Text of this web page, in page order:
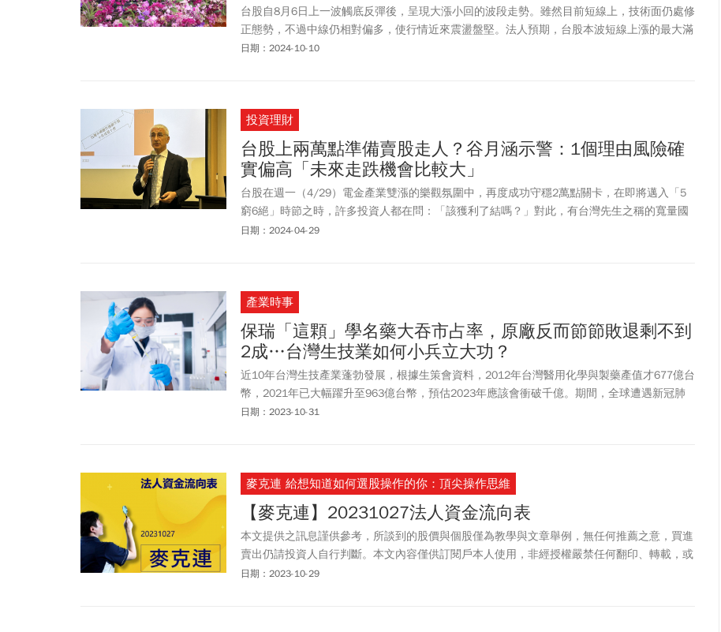
台股自8月6日上一波觸底反彈後，呈現大漲小回的波段走勢。雖然目前短線上，技術面仍處修
正態勢，不過中線仍相對偏多，使行情近來震盪盤堅。法人預期，台股本波短線上漲的最大滿
足點，約落在23,200點至23,500點左右。在此趨勢下，法人更側重投資布局的選股方向，尤
日期：2024-10-10
投資理財
台股上兩萬點準備賣股走人？谷月涵示警：1個理由風險確
實偏高「未來走跌機會比較大」
台股在週一（4/29）電金產業雙漲的樂觀氛圍中，再度成功守穩2萬點關卡，在即將邁入「5
窮6絕」時節之時，許多投資人都在問：「該獲利了結嗎？」對此，有台灣先生之稱的寬量國
際策略長谷月涵分析，不管是台灣、美國或全球股市都到了極限，也就是說風險會比較高。
日期：2024-04-29
產業時事
保瑞「這顆」學名藥大吞市占率，原廠反而節節敗退剩不到
2成…台灣生技業如何小兵立大功？
近10年台灣生技產業蓬勃發展，根據生策會資料，2012年台灣醫用化學與製藥產值才677億台
幣，2021年已大幅躍升至963億台幣，預估2023年應該會衝破千億。期間，全球遭遇新冠肺
炎的商業打擊，但台灣生醫產業不僅挺過這3年的衝擊，甚至趁全球受傷之際，大力收購或加
日期：2023-10-31
麥克連 給想知道如何選股操作的你：頂尖操作思維
【麥克連】20231027法人資金流向表
本文提供之訊息謹供參考，所談到的股價與個股僅為教學與文章舉例，無任何推薦之意，買進
賣出仍請投資人自行判斷。本文內容僅供訂閱戶本人使用，非經授權嚴禁任何翻印、轉載，或
以任何型態傳播於他人。
日期：2023-10-29